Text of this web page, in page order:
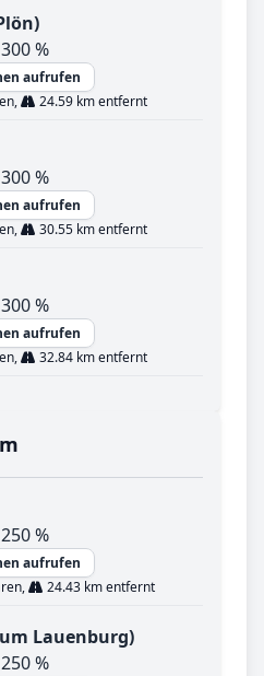
%
aufrufen
24.59 km entfernt
%
aufrufen
30.55 km entfernt
%
aufrufen
32.84 km entfernt
%
aufrufen
24.43 km entfernt
Lauenburg)
%